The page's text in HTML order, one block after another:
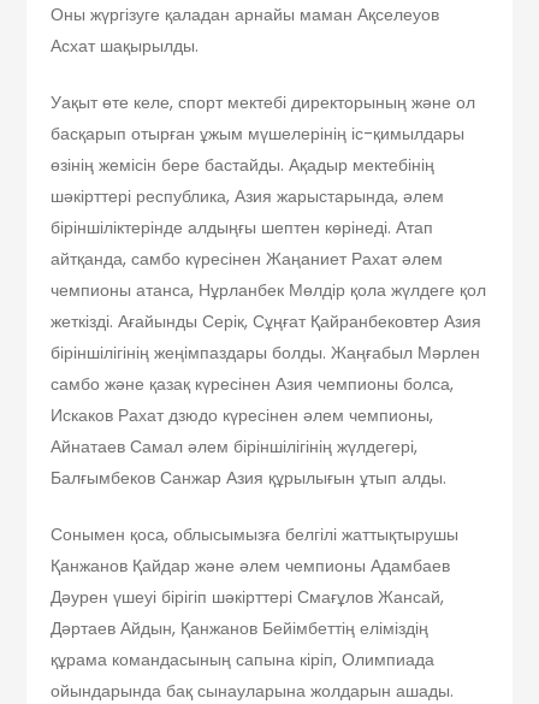
Оны жүргізуге қаладан арнайы маман Ақселеуов
Асхат шақырылды.
Уақыт өте келе, спорт мектебі директорының және ол
басқарып отырған ұжым мүшелерінің іс-қимылдары
өзінің жемісін бере бастайды. Ақадыр мектебінің
шәкірттері республика, Азия жарыстарында, әлем
біріншіліктерінде алдыңғы шептен көрінеді. Атап
айтқанда, самбо күресінен Жаңаниет Рахат әлем
чемпионы атанса, Нұрланбек Мөлдір қола жүлдеге қол
жеткізді. Ағайынды Серік, Сұңғат Қайранбековтер Азия
біріншілігінің жеңімпаздары болды. Жаңғабыл Мәрлен
самбо және қазақ күресінен Азия чемпионы болса,
Искаков Рахат дзюдо күресінен әлем чемпионы,
Айнатаев Самал әлем біріншілігінің жүлдегері,
Балғымбеков Санжар Азия құрылығын ұтып алды.
Сонымен қоса, облысымызға белгілі жаттықтырушы
Қанжанов Қайдар және әлем чемпионы Адамбаев
Дәурен үшеуі бірігіп шәкірттері Смағұлов Жансай,
Дәртаев Айдын, Қанжанов Бейімбеттің еліміздің
құрама командасының сапына кіріп, Олимпиада
ойындарында бақ сынауларына жолдарын ашады.